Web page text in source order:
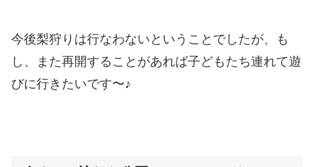
今後梨狩りは行なわないということでしたが、も
し、また再開することがあれば子どもたち連れて遊
びに行きたいです〜♪